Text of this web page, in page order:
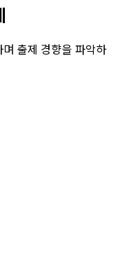
출제 경향을 파악하